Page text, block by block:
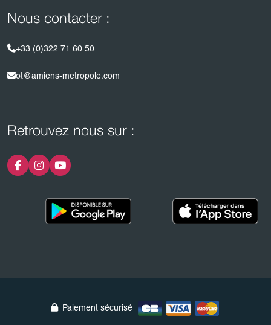
Nous contacter :
+33 (0)322 71 60 50
ot@amiens-metropole.com
Retrouvez nous sur :
Paiement sécurisé